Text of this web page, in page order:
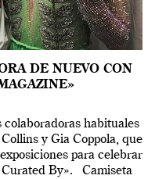
DE NUEVO CON
colaboradoras habituales
y Gia Coppola, que
para celebrar
By». Camiseta